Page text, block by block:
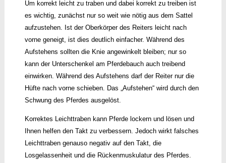
Um korrekt leicht zu traben und dabei korrekt zu treiben ist
es wichtig, zunächst nur so weit wie nötig aus dem Sattel
aufzustehen. Ist der Oberkörper des Reiters leicht nach
vorne geneigt, ist dies deutlich einfacher. Während des
Aufstehens sollten die Knie angewinkelt bleiben; nur so
kann der Unterschenkel am Pferdebauch auch treibend
einwirken. Während des Aufstehens darf der Reiter nur die
Hüfte nach vorne schieben. Das „Aufstehen“ wird durch den
Schwung des Pferdes ausgelöst.
Korrektes Leichttraben kann Pferde lockern und lösen und
Ihnen helfen den Takt zu verbessern. Jedoch wirkt falsches
Leichttraben genauso negativ auf den Takt, die
Losgelassenheit und die Rückenmuskulatur des Pferdes.